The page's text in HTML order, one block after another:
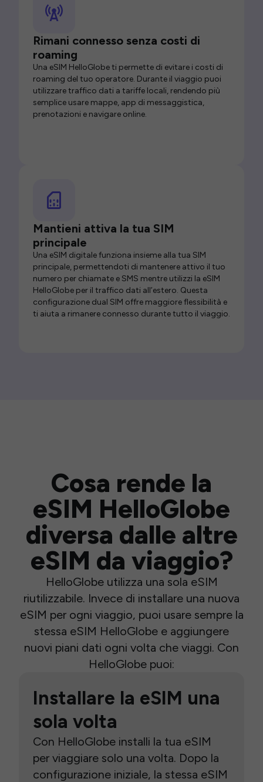
Rimani connesso senza costi di
roaming
Una eSIM HelloGlobe ti permette di evitare i costi di
roaming del tuo operatore. Durante il viaggio puoi
utilizzare traffico dati a tariffe locali, rendendo più
semplice usare mappe, app di messaggistica,
prenotazioni e navigare online.
Mantieni attiva la tua SIM
principale
Una eSIM digitale funziona insieme alla tua SIM
principale, permettendoti di mantenere attivo il tuo
numero per chiamate e SMS mentre utilizzi la eSIM
HelloGlobe per il traffico dati all’estero. Questa
configurazione dual SIM offre maggiore flessibilità e
ti aiuta a rimanere connesso durante tutto il viaggio.
Cosa rende la
eSIM HelloGlobe
diversa dalle altre
eSIM da viaggio?
HelloGlobe utilizza una sola eSIM
riutilizzabile. Invece di installare una nuova
eSIM per ogni viaggio, puoi usare sempre la
stessa eSIM HelloGlobe e aggiungere
nuovi piani dati ogni volta che viaggi. Con
HelloGlobe puoi:
Installare la eSIM una
sola volta
Con HelloGlobe installi la tua eSIM
per viaggiare solo una volta. Dopo la
configurazione iniziale, la stessa eSIM